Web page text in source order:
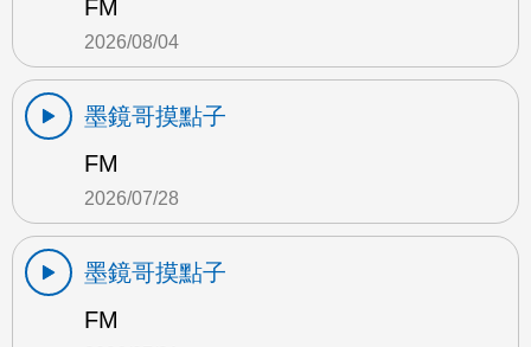
FM
2026/08/04
墨鏡哥摸點子
FM
2026/07/28
墨鏡哥摸點子
FM